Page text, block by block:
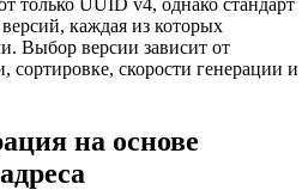
только UUID v4, однако стандарт
каждая из которых
Выбор версии зависит от
сортировке, скорости генерации и
на основе